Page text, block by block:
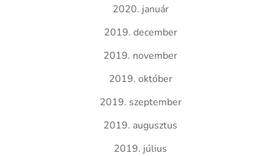
2020. január
2019. december
2019. november
2019. október
2019. szeptember
2019. augusztus
2019. július